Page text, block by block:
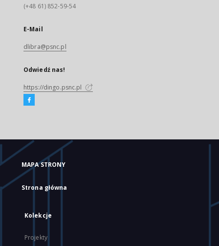
(+48 61) 852-59-54
E-Mail
dlibra@psnc.pl
Odwiedź nas!
https://dingo.psnc.pl
MAPA STRONY
Strona główna
Kolekcje
Projekty